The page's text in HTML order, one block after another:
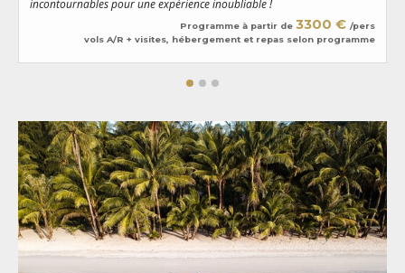
incontournables pour une expérience inoubliable !
Programme à partir de 3300 € /pers
vols A/R + visites, hébergement et repas selon programme